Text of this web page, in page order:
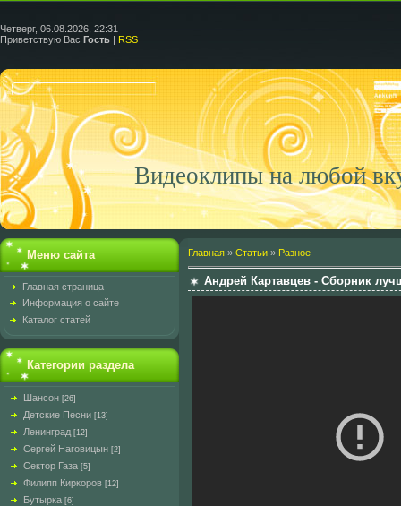
Четверг, 06.08.2026, 22:31
Приветствую Вас Гость | RSS
Видеоклипы на любой
Меню сайта
Главная страница
Информация о сайте
Каталог статей
Категории раздела
Шансон [26]
Детские Песни [13]
Ленинград [12]
Сергей Наговицын [2]
Сектор Газа [5]
Филипп Киркоров [12]
Бутырка [6]
Главная » Статьи » Разное
Андрей Картавцев - Сборник